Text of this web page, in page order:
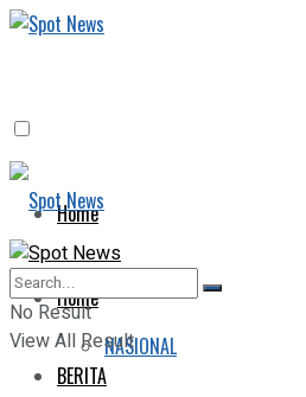
Home
BERITA
NASIONAL
Home
BERITA
No Result
View All Result